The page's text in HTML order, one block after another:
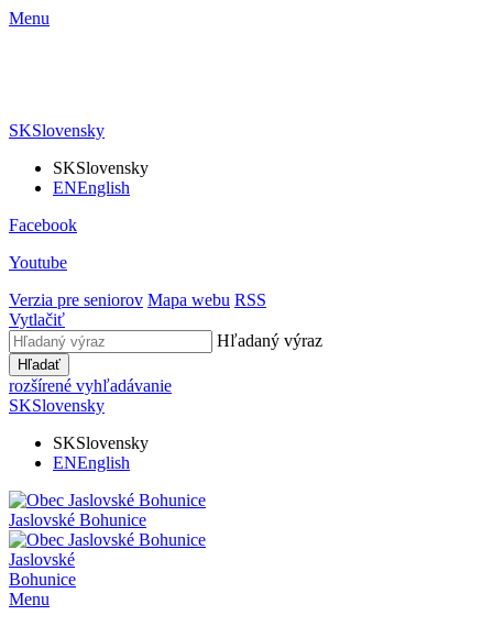
Menu
SKSlovensky
SKSlovensky
ENEnglish
Facebook
Youtube
Verzia pre seniorov Mapa webu RSS
Vytlačiť
Hľadaný výraz
Hľadať
rozšírené vyhľadávanie
SKSlovensky
SKSlovensky
ENEnglish
Jaslovské Bohunice
Jaslovské
Bohunice
Menu